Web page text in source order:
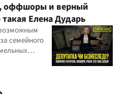
оффшоры и верный
Елена Дударь
семейного